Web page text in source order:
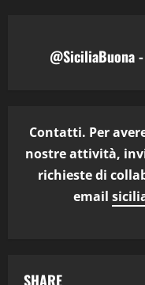
@SiciliaBuona
Contatti. Per
nostre attività,
richieste di
email
SHARE